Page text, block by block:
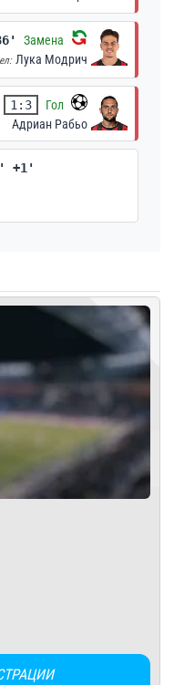
Замена
Лука Модрич
1:3
Гол
Адриан Рабьо
+1'